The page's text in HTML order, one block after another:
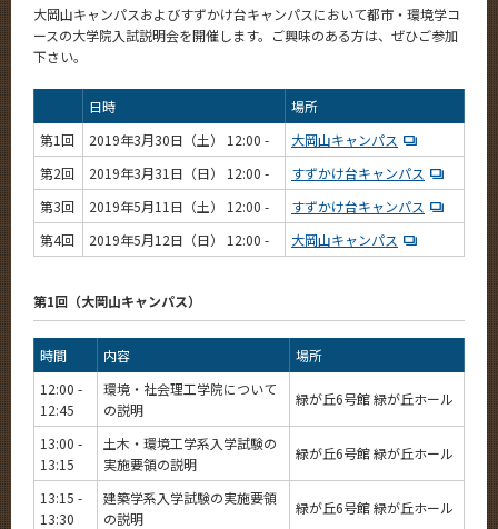
大岡山キャンパスおよびすずかけ台キャンパスにおいて都市・環境学コ
ースの大学院入試説明会を開催します。ご興味のある方は、ぜひご参加
下さい。
日時
場所
第1回
2019年3月30日（土） 12:00 -
大岡山キャンパス
第2回
2019年3月31日（日） 12:00 -
すずかけ台キャンパス
第3回
2019年5月11日（土） 12:00 -
すずかけ台キャンパス
第4回
2019年5月12日（日） 12:00 - 大岡山キャンパス
第1回（大岡山キャンパス）
時間 内容
場所
12:00 -
12:45
環境・社会理工学院について
の説明
緑が丘6号館 緑が丘ホール
13:00 -
13:15
土木・環境工学系入学試験の
実施要領の説明
緑が丘6号館 緑が丘ホール
13:15 -
13:30
建築学系入学試験の実施要領
の説明
緑が丘6号館 緑が丘ホール
サイト構成
系詳細情報
CLOSE